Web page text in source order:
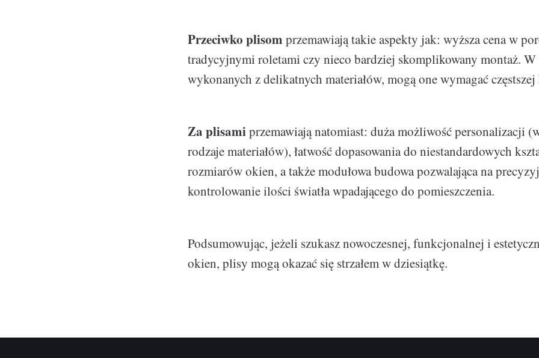
Przeciwko plisom przemawiają takie aspekty jak: wyższa cena w
tradycyjnymi roletami czy nieco bardziej skomplikowany montaż.
wykonanych z delikatnych materiałów, mogą one wymagać
Za plisamiprzemawiają natomiast: duża możliwość personalizacji
rodzaje materiałów), łatwość dopasowania do niestandardowych
rozmiarów okien, a także modułowa budowa pozwalająca na
kontrolowanie ilości światła wpadającego do pomieszczenia.
Podsumowując, jeżeli szukasz nowoczesnej, funkcjonalnej i
okien, plisy mogą okazać się strzałem w dziesiątkę.